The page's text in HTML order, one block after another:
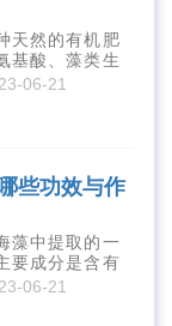
天然的有机肥
基酸、藻类生
量元素、蛋白
、增强植物抗
06-21
些功效与作
藻中提取的一
要成分是含有
植物生长素、
06-21